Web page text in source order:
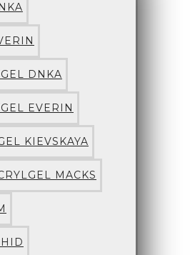
DNKA
EVERIN
KIEVSKAYA
MACKS